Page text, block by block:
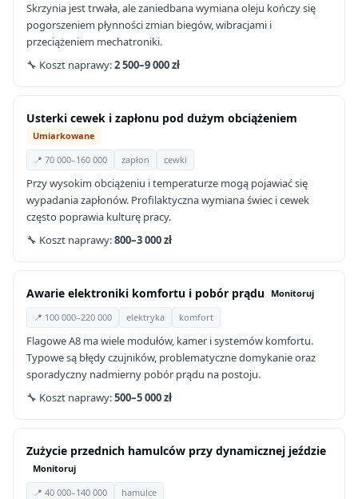
Skrzynia jest trwała, ale zaniedbana wymiana oleju kończy się
pogorszeniem płynności zmian biegów, wibracjami i
przeciążeniem mechatroniki.
🔧 Koszt naprawy:2 500–9 000 zł
Usterki cewek i zapłonu pod dużym obciążeniem
Umiarkowane
📍 70 000–160 000
zapłon cewki
Przy wysokim obciążeniu i temperaturze mogą pojawiać się
wypadania zapłonów. Profilaktyczna wymiana świec i cewek
często poprawia kulturę pracy.
🔧 Koszt naprawy:800–3 000 zł
Awarie elektroniki komfortu i pobór prądu Monitoruj
📍 100 000–220 000 elektryka komfort
Flagowe A8 ma wiele modułów, kamer i systemów komfortu.
Typowe są błędy czujników, problematyczne domykanie oraz
sporadyczny nadmierny pobór prądu na postoju.
🔧 Koszt naprawy:500–5 000 zł
Zużycie przednich hamulców przy dynamicznej jeździe
Monitoruj
📍 40 000–140 000
hamulce